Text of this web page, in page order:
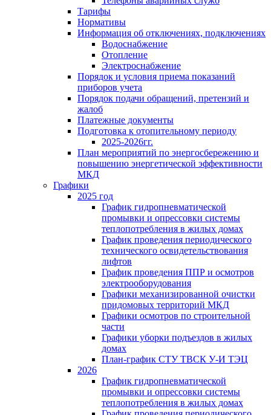
Тарифы
Нормативы
Информация об отключениях, подключениях
Водоснабжение
Отопление
Электроснабжение
Порядок и условия приема показаний
приборов учета
Порядок подачи обращений, претензий и
жалоб
Платежные документы
Подготовка к отопительному периоду
2025-2026гг.
План мероприятий по энергосбережению и
повышению энергетической эффективности
МКД
Графики
2025 год
График гидропневматической
промывки и опрессовки системы
теплопотребления в жилых домах
График проведения периодического
технического освидетельствования
лифтов
График проведения ППР и осмотров
электрооборудования
Графики механизированной очистки
придомовых территорий МКД
Графики осмотров по строительной
части
Графики уборки подъездов в жилых
домах
План-график СТУ ТВСК У-И ТЭЦ
2026
График гидропневматической
промывки и опрессовки системы
теплопотребления в жилых домах